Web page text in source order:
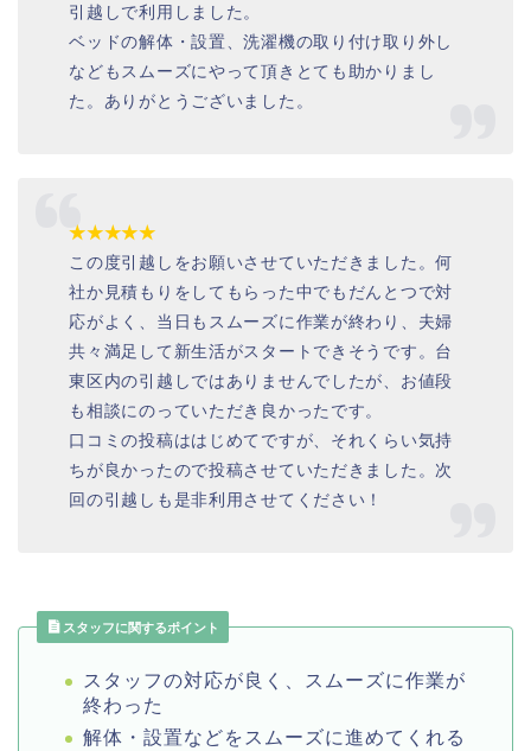
引越しで利用しました。
ベッドの解体・設置、洗濯機の取り付け取り外し
などもスムーズにやって頂きとても助かりまし
た。ありがとうございました。
★★★★★
この度引越しをお願いさせていただきました。何
社か見積もりをしてもらった中でもだんとつで対
応がよく、当日もスムーズに作業が終わり、夫婦
共々満足して新生活がスタートできそうです。台
東区内の引越しではありませんでしたが、お値段
も相談にのっていただき良かったです。
口コミの投稿ははじめてですが、それくらい気持
ちが良かったので投稿させていただきました。次
回の引越しも是非利用させてください！
スタッフに関するポイント
スタッフの対応が良く、スムーズに作業が
終わった
解体・設置などをスムーズに進めてくれる